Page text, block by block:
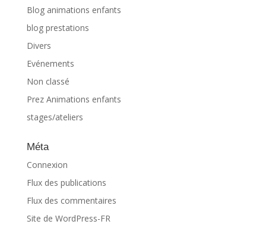
Blog animations enfants
blog prestations
Divers
Evénements
Non classé
Prez Animations enfants
stages/ateliers
Méta
Connexion
Flux des publications
Flux des commentaires
Site de WordPress-FR